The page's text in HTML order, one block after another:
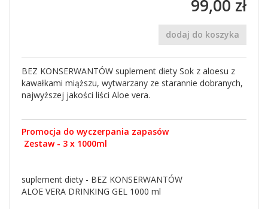
99,00 zł
dodaj do koszyka
BEZ KONSERWANTÓW suplement diety Sok z aloesu z
kawałkami miąższu, wytwarzany ze starannie dobranych,
najwyższej jakości liści Aloe vera.
Promocja do wyczerpania zapasów
Zestaw - 3 x 1000ml
suplement diety - BEZ KONSERWANTÓW
ALOE VERA DRINKING GEL 1000 ml